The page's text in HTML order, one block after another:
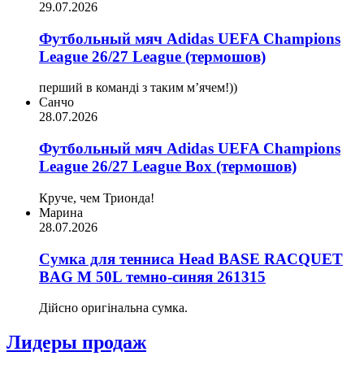
29.07.2026
Футбольный мяч Adidas UEFA Champions
League 26/27 League (термошов)
перший в команді з таким мʼячем!))
Санчо
28.07.2026
Футбольный мяч Adidas UEFA Champions
League 26/27 League Box (термошов)
Круче, чем Трионда!
Марина
28.07.2026
Сумка для тенниса Head BASE RACQUET
BAG M 50L темно-синяя 261315
Дійсно оригінальна сумка.
Лидеры продаж